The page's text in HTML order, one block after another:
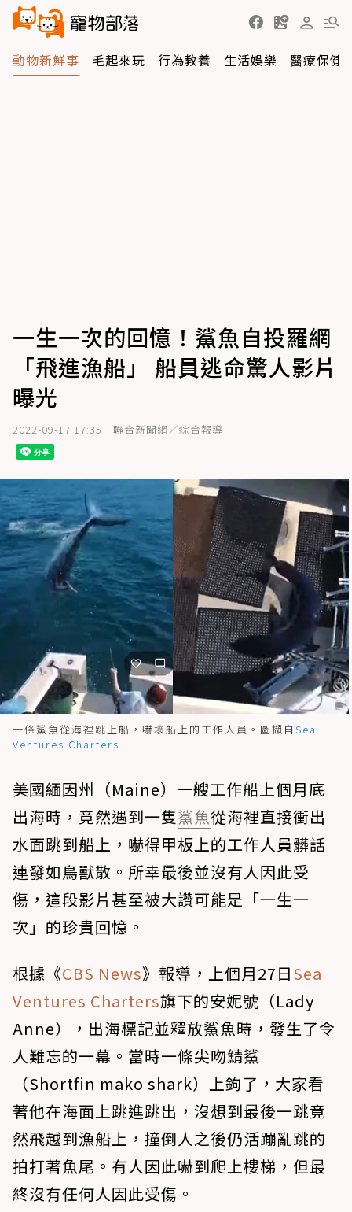
動物新鮮事 毛起來玩 行為教養 生活娛樂 醫療保健
一生一次的回憶！鯊魚自投羅網
「飛進漁船」 船員逃命驚人影片
曝光
2022-09-17 17:35 聯合新聞網／綜合報導
一條鯊魚從海裡跳上船，嚇壞船上的工作人員。圖擷自 Sea
Ventures Charters
美國緬因州（Maine）一艘工作船上個月底
出海時，竟然遇到一隻鯊魚從海裡直接衝出
水面跳到船上，嚇得甲板上的工作人員髒話
連發如鳥獸散。所幸最後並沒有人因此受
傷，這段影片甚至被大讚可能是「一生一
次」的珍貴回憶。
根據《CBS News》報導，上個月27日Sea
Ventures Charters旗下的安妮號（Lady
Anne），出海標記並釋放鯊魚時，發生了令
人難忘的一幕。當時一條尖吻鯖鯊
（Shortfin mako shark）上鉤了，大家看
著他在海面上跳進跳出，沒想到最後一跳竟
然飛越到漁船上，撞倒人之後仍活蹦亂跳的
拍打著魚尾。有人因此嚇到爬上樓梯，但最
終沒有任何人因此受傷。